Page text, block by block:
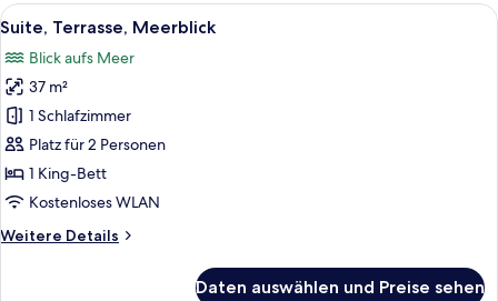
Alle
Fotos
für
Suite,
Terrasse,
Meerblick
anzeigen
Eine Dachterrasse mit Whirlpool,
10
Suite, Terrasse, Meerblick
Blick aufs Meer
37 m²
1 Schlafzimmer
Platz für 2 Personen
1 King-Bett
Kostenloses WLAN
Weitere Details
Weitere
Daten auswählen und Preise sehen